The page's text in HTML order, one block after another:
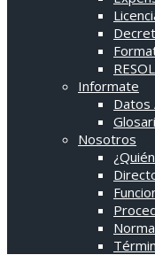
Informate
Datos
Nosotros